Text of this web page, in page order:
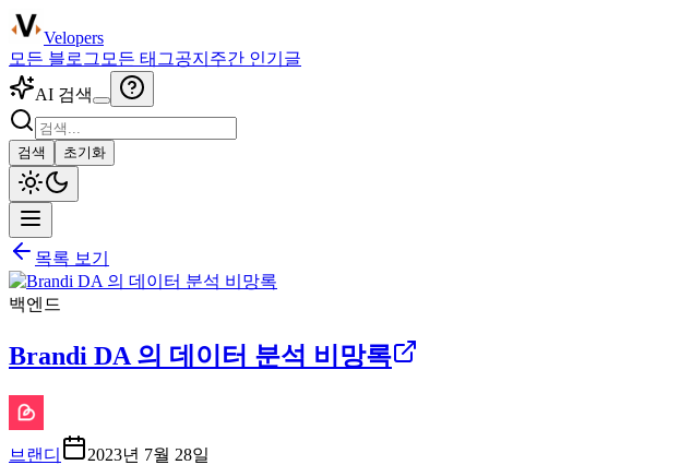
Velopers
모든 블로그 모든 태그공지 주간 인기글
AI 검색
검색 초기화
목록 보기
백엔드
Brandi DA 의 데이터 분석 비망록
브랜디 2023년 7월 28일